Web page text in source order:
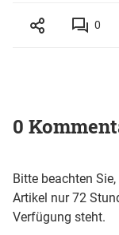
0
0
Bitte beachten
Artikel nur 72
Verfügung steht.